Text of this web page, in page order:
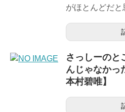
がほとんどだと
さっしーのと
んじゃなかっ
本村碧唯】